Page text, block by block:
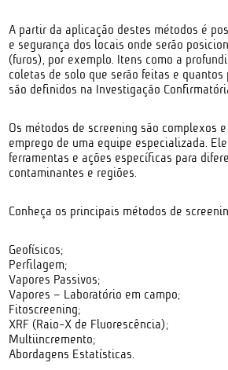
A partir da aplicação destes métodos é
e segurança dos locais onde serão
(furos), por exemplo. Itens como a
coletas de solo que serão feitas e quantos
são definidos na Investigação
Os métodos de screening são complexos
emprego de uma equipe especializada.
ferramentas e ações específicas para
contaminantes e regiões.
Conheça os principais métodos de
Geofísicos;
Perfilagem;
Vapores Passivos;
Vapores – Laboratório em campo;
Fitoscreening;
XRF (Raio-X de Fluorescência);
Multiincremento;
Abordagens Estatísticas.